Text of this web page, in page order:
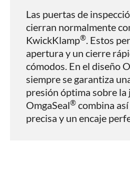
Las puertas de
cierran normalmente
KwickKlamp®. Estos
apertura y un cierre
cómodos. En el diseño
siempre se garantiza
presión óptima sobre la
OmgaSeal® combina
precisa y un encaje